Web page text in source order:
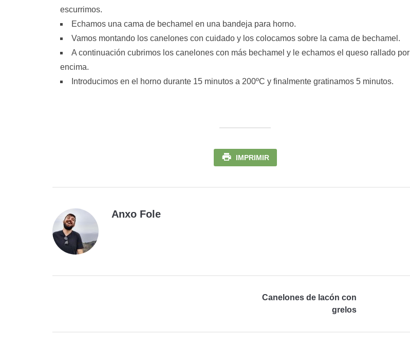
escurrimos.
Echamos una cama de bechamel en una bandeja para horno.
Vamos montando los canelones con cuidado y los colocamos sobre la cama de bechamel.
A continuación cubrimos los canelones con más bechamel y le echamos el queso rallado por
encima.
Introducimos en el horno durante 15 minutos a 200ºC y finalmente gratinamos 5 minutos.
IMPRIMIR
Anxo Fole
Canelones de lacón con
grelos